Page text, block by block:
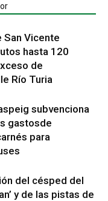
San Vicente
hasta 120
de
Río Turia
subvenciona
gastosde
para
del césped del
y de las pistas de